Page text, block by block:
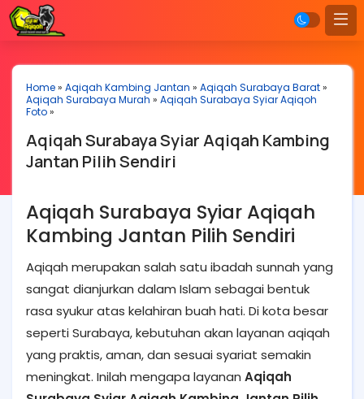
Home» Aqiqah Kambing Jantan » Aqiqah Surabaya Barat»
Aqiqah Surabaya Murah » Aqiqah Surabaya Syiar Aqiqoh
Foto»
Aqiqah Surabaya Syiar Aqiqah Kambing
Jantan Pilih Sendiri
Aqiqah Surabaya Syiar Aqiqah
Kambing Jantan Pilih Sendiri
Aqiqah merupakan salah satu ibadah sunnah yang
sangat dianjurkan dalam Islam sebagai bentuk
rasa syukur atas kelahiran buah hati. Di kota besar
seperti Surabaya, kebutuhan akan layanan aqiqah
yang praktis, aman, dan sesuai syariat semakin
meningkat. Inilah mengapa layanan Aqiqah